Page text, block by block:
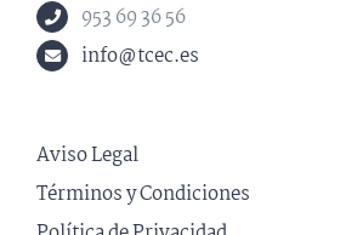
953 69 36 56
info@tcec.es
Aviso Legal
Términos y Condiciones